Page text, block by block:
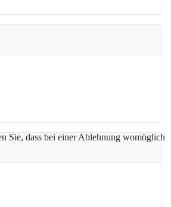
Sie, dass bei einer Ablehnung womöglich